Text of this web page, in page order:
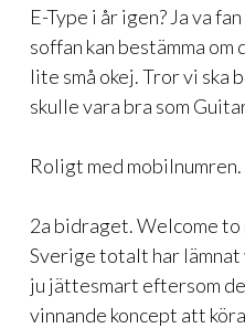
E-Type i år igen? Ja va
soffan kan bestämma
lite små okej. Tror vi ska
skulle vara bra som
Roligt med
2a bidraget. Welcome to
Sverige totalt har lämnat
ju jättesmart eftersom
vinnande koncept att